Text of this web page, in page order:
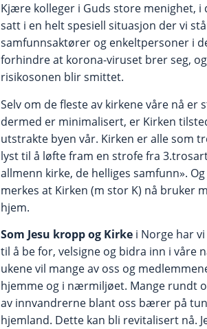
Kjære kolleger i Guds store menighet, i
satt i en helt spesiell situasjon der vi
samfunnsaktører og enkeltpersoner i
forhindre at korona-viruset brer seg,
risikosonen blir smittet.
Selv om de fleste av kirkene våre nå er
dermed er minimalisert, er Kirken
utstrakte byen vår. Kirken er alle som
lyst til å løfte fram en strofe fra
allmenn kirke, de helliges samfunn».
merkes at Kirken (m stor K) nå bruker
hjem.
Som Jesu kropp og Kirke i Norge har
til å be for, velsigne og bidra inn i våre
ukene vil mange av oss og
hjemme og i nærmiljøet. Mange rundt
av innvandrerne blant oss bærer på
hjemland. Dette kan bli revitalisert nå.